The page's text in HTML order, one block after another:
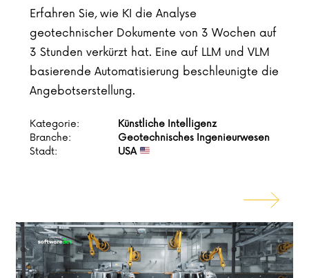
Erfahren Sie, wie KI die Analyse
geotechnischer Dokumente von 3 Wochen auf
3 Stunden verkürzt hat. Eine auf LLM und VLM
basierende Automatisierung beschleunigte die
Angebotserstellung.
Kategorie:
Künstliche Intelligenz
Branche:
Geotechnisches Ingenieurwesen
Stadt:
USA